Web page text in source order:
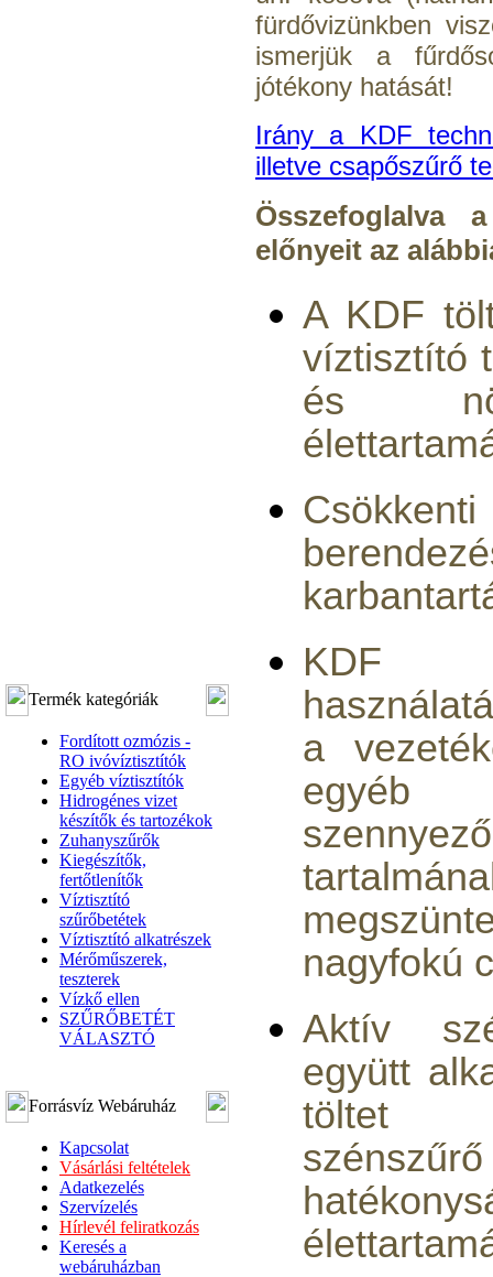
Termék kategóriák
Fordított ozmózis -
RO ivóvíztisztítók
Egyéb víztisztítók
Hidrogénes vizet
készítők és tartozékok
Zuhanyszűrők
Kiegészítők,
fertőtlenítők
Víztisztító
szűrőbetétek
Víztisztító alkatrészek
Mérőműszerek,
teszterek
Vízkő ellen
SZŰRŐBETÉT
VÁLASZTÓ
Forrásvíz Webáruház
Kapcsolat
Vásárlási feltételek
Adatkezelés
Szervízelés
Hírlevél feliratkozás
Keresés a
webáruházban
fürdővizünkben
ismerjük a
jótékony hatását!
Irány a KDF
illetve csapőszűrő
Összefoglalva
előnyeit az
A KDF
víztisztító
és
a
egyéb
nagyfokú
Aktív
együtt
töltet
szénszűrő